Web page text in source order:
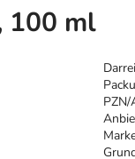
100 ml
PZN/